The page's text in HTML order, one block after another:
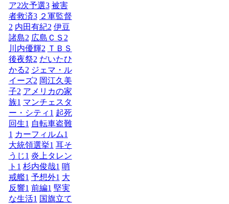
ア2次予選3 被害
者救済3 ２軍監督
2 内田有紀2 伊豆
諸島2 広島ＣＳ 2
川内優輝2 ＴＢＳ
後夜祭2 だいたひ
かる2 ジェマ・ル
イーズ2 岡江久美
子2 アメリカの家
族1 マンチェスタ
ー・シティ 1 起死
回生1 自転車盗難
1 カーフィルム1
大統領選挙1 耳そ
うじ1 炎上タレン
ト 1 杉内俊哉1 哨
戒艦1 予想外1 大
反響1 前編1 堅実
な生活1 国旗立て